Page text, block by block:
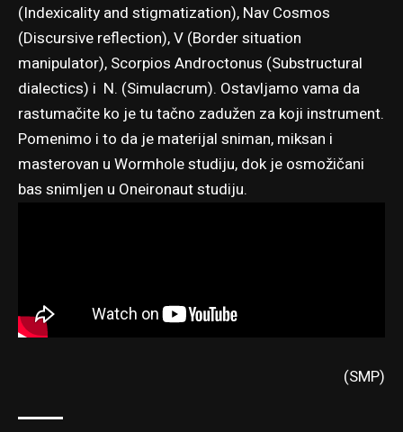
(Indexicality and stigmatization), Nav Cosmos
(Discursive reflection), V (Border situation
manipulator), Scorpios Androctonus (Substructural
dialectics) i N. (Simulacrum). Ostavljamo vama da
rastumačite ko je tu tačno zadužen za koji instrument.
Pomenimo i to da je materijal sniman, miksan i
masterovan u Wormhole studiju, dok je osmožičani
bas snimljen u Oneironaut studiju.
(SMP)